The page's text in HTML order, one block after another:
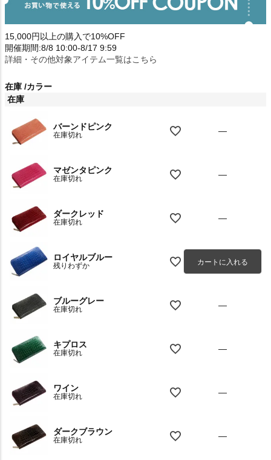
15,000円以上の購入で10%OFF
開催期間:8/8 10:00-8/17 9:59
詳細・その他対象アイテム一覧はこちら
在庫 カラー
在庫
バーンドピンク
在庫切れ —
マゼンタピンク
在庫切れ —
ダークレッド
在庫切れ —
ロイヤルブルー
残りわずか カートに入れる
ブルーグレー
在庫切れ —
キプロス
在庫切れ —
ワイン
在庫切れ —
ダークブラウン
在庫切れ —